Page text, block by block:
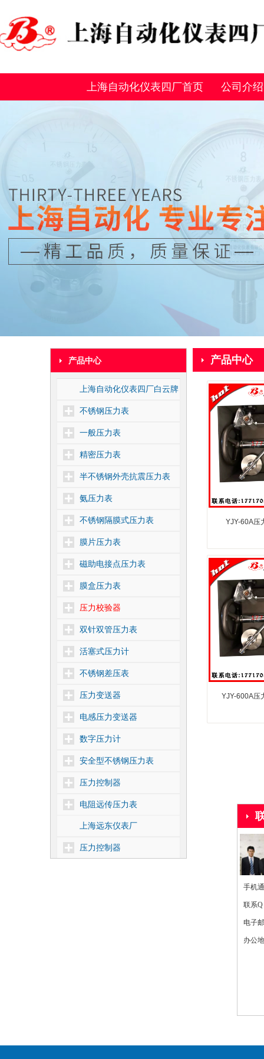
上海自动化仪表四厂首页 公司介绍
产品中心
上海自动化仪表四厂白云牌
不锈钢压力表
一般压力表
精密压力表
半不锈钢外壳抗震压力表
氨压力表
不锈钢隔膜式压力表
膜片压力表
磁助电接点压力表
膜盒压力表
压力校验器
双针双管压力表
活塞式压力计
不锈钢差压表
压力变送器
电感压力变送器
数字压力计
安全型不锈钢压力表
压力控制器
电阻远传压力表
上海远东仪表厂
压力控制器
产品中心
YJY-60A压
YJY-600A压
手机
联系
电子
办公